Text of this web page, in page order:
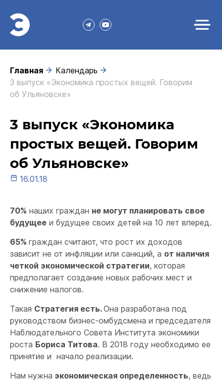
Главная
Календарь
3 выпуск «Экономика простых вещей. Говорим
об Ульяновске»
3 выпуск «Экономика
простых вещей. Говорим
об Ульяновске»
16.01.18
70% наших граждан не могут планировать свое
будущее и будущее своих детей на 10 лет вперед.
65% граждан считают, что рост их доходов
зависит не от инфляции или санкций, а от наличия
четкой экономической стратегии, которая
предполагает создание новых рабочих мест и
снижение налогов.
Такая Стратегия есть.Она разработана под
руководством бизнес-омбудсмена и председателя
Наблюдательного Совета Института экономики
роста Бориса Титова. В 2018 году необходимо ее
принятие и начало реализации.
Нам нужна экономическая определенность, ведь